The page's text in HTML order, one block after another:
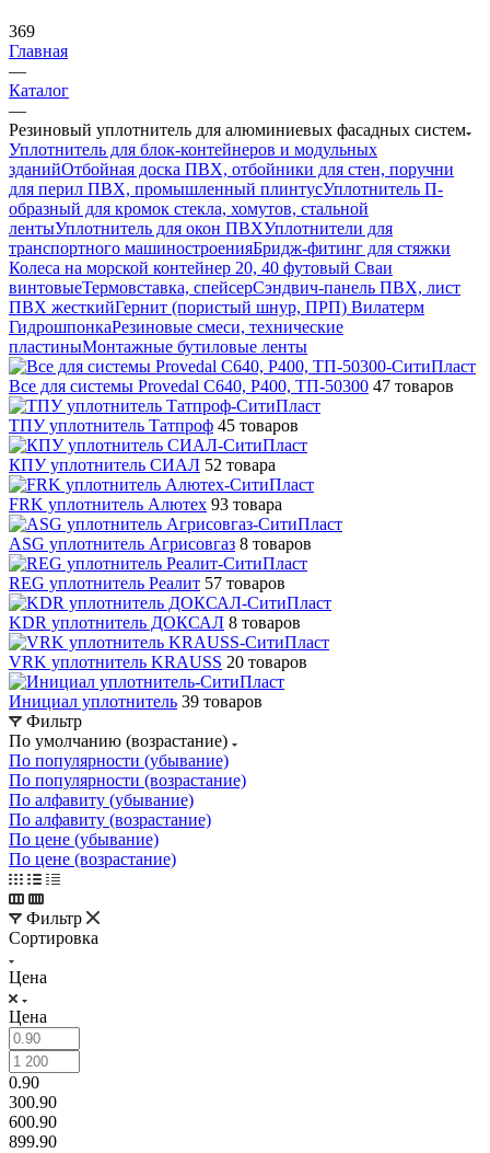
369
Главная
—
Каталог
—
Резиновый уплотнитель для алюминиевых фасадных систем
Уплотнитель для блок-контейнеров и модульных
зданийОтбойная доска ПВХ, отбойники для стен, поручни
для перил ПВХ, промышленный плинтусУплотнитель П-
образный для кромок стекла, хомутов, стальной
лентыУплотнитель для окон ПВХУплотнители для
транспортного машиностроенияБридж-фитинг для стяжки
Колеса на морской контейнер 20, 40 футовый Сваи
винтовыеТермовставка, спейсерСэндвич-панель ПВХ, лист
ПВХ жесткийГернит (пористый шнур, ПРП) Вилатерм
ГидрошпонкаРезиновые смеси, технические
пластиныМонтажные бутиловые ленты
Все для системы Provedal С640, Р400, ТП-50300 47 товаров
ТПУ уплотнитель Татпроф 45 товаров
КПУ уплотнитель СИАЛ 52 товара
FRK уплотнитель Алютех 93 товара
ASG уплотнитель Агрисовгаз 8 товаров
REG уплотнитель Реалит 57 товаров
KDR уплотнитель ДОКСАЛ 8 товаров
VRK уплотнитель KRAUSS 20 товаров
Инициал уплотнитель 39 товаров
Фильтр
По умолчанию (возрастание)
По популярности (убывание)
По популярности (возрастание)
По алфавиту (убывание)
По алфавиту (возрастание)
По цене (убывание)
По цене (возрастание)
Фильтр
Сортировка
Цена
Цена
0.90
300.90
600.90
899.90